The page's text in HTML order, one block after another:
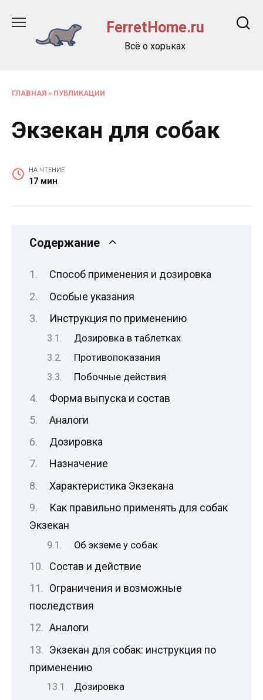
содержанию
FerretHome.ru
Всё о хорьках
ГЛАВНАЯ » ПУБЛИКАЦИИ
Экзекан для собак
НА ЧТЕНИЕ
17 мин
Содержание
Способ применения и дозировка
Особые указания
Инструкция по применению
Дозировка в таблетках
Противопоказания
Побочные действия
Форма выпуска и состав
Аналоги
Дозировка
Назначение
Характеристика Экзекана
Как правильно применять для собак
Экзекан
Об экземе у собак
Состав и действие
Ограничения и возможные
последствия
Аналоги
Экзекан для собак: инструкция по
применению
Дозировка